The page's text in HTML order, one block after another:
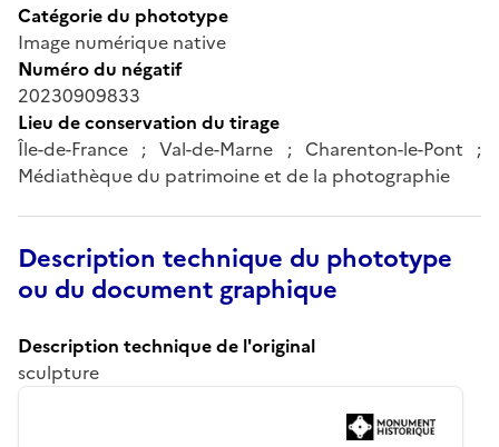
Catégorie du phototype
Image numérique native
Numéro du négatif
20230909833
Lieu de conservation du tirage
Île-de-France ; Val-de-Marne ; Charenton-le-Pont ;
Médiathèque du patrimoine et de la photographie
Description technique du phototype
ou du document graphique
Description technique de l'original
sculpture